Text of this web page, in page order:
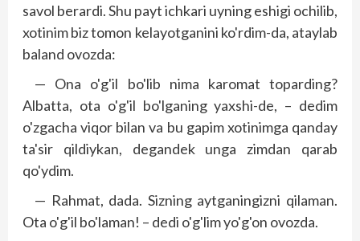
savol berardi. Shu payt ichkari uyning eshigi ochilib,
xotinim biz tomon kelayotganini ko'rdim-da, ataylab
baland ovozda:
— Ona o'g'il bo'lib nima karomat toparding?
Albatta, ota o'g'il bo'lganing yaxshi-de, – dedim
o'zgacha viqor bilan va bu gapim xotinimga qanday
ta'sir qildiykan, degandek unga zimdan qarab
qo'ydim.
— Rahmat, dada. Sizning aytganingizni qilaman.
Ota o'g'il bo'laman! – dedi o'g'lim yo'g'on ovozda.